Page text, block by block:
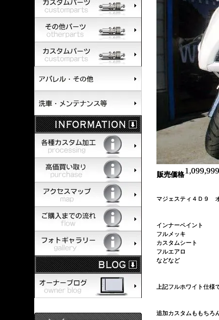
販売価格
マジェスティ４Ｄ９
インナーペイント
フルメッキ
カスタムシート
フルエアロ
などなど
上記フルホワイト仕様
追加カスタムももちろ